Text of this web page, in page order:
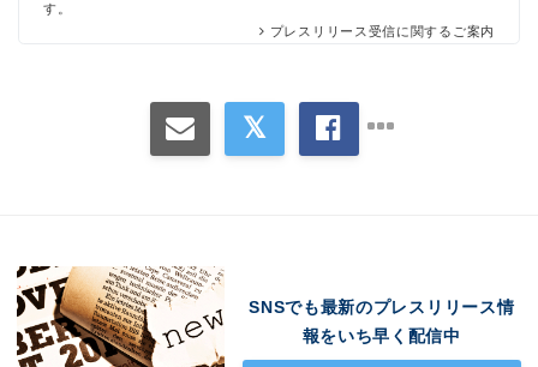
す。
プレスリリース受信に関するご案内
SNSでも最新のプレスリリース情
報をいち早く配信中